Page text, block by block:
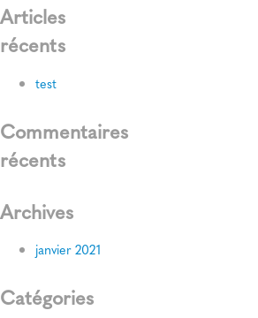
Articles
récents
test
Commentaires
récents
Archives
janvier 2021
Catégories